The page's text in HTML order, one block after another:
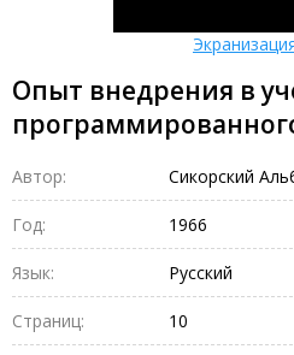
Опыт внедрения в
Автор: Сикорский
Год: 1966
Язык: Русский
Страниц: 10